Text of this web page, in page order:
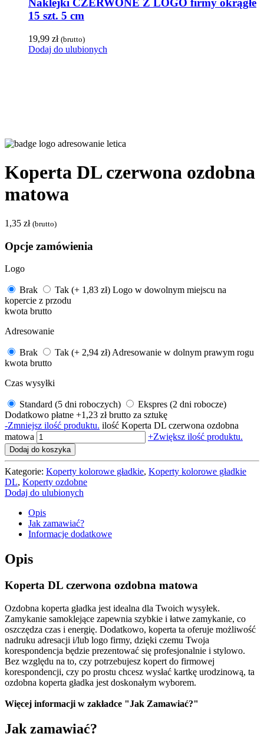
Naklejki CZERWONE Z LOGO firmy okrągłe
15 szt. 5 cm
19,99 zł (brutto)
Dodaj do ulubionych
Koperta DL czerwona ozdobna
matowa
1,35 zł (brutto)
Opcje zamówienia
Logo
Brak Tak (+ 1,83 zł) Logo w dowolnym miejscu na
kopercie z przodu
kwota brutto
Adresowanie
Brak Tak (+ 2,94 zł) Adresowanie w dolnym prawym rogu
kwota brutto
Czas wysyłki
Standard (5 dni roboczych)
Ekspres (2 dni robocze)
Dodatkowo płatne +1,23 zł brutto za sztukę
-Zmniejsz ilość produktu. ilość Koperta DL czerwona ozdobna
matowa
+Zwiększ ilość produktu.
Dodaj do koszyka
Kategorie: Koperty kolorowe gładkie, Koperty kolorowe gładkie
DL, Koperty ozdobne
Dodaj do ulubionych
Opis
Jak zamawiać?
Informacje dodatkowe
Opis
Koperta DL czerwona ozdobna matowa
Ozdobna koperta gładka jest idealna dla Twoich wysyłek.
Zamykanie samoklejące zapewnia szybkie i łatwe zamykanie, co
oszczędza czas i energię. Dodatkowo, koperta ta oferuje możliwość
nadruku adresacji i/lub logo firmy, dzięki czemu Twoja
korespondencja będzie prezentować się profesjonalnie i stylowo.
Bez względu na to, czy potrzebujesz kopert do firmowej
korespondencji, czy po prostu chcesz wysłać kartkę urodzinową, ta
ozdobna koperta gładka jest doskonałym wyborem.
Więcej informacji w zakładce "Jak Zamawiać?"
Jak zamawiać?